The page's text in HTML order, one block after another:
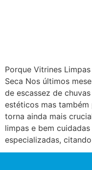
Porque Vitrines
Seca Nos últimos
de escassez de
estéticos mas
torna ainda mais
limpas e bem
especializadas,